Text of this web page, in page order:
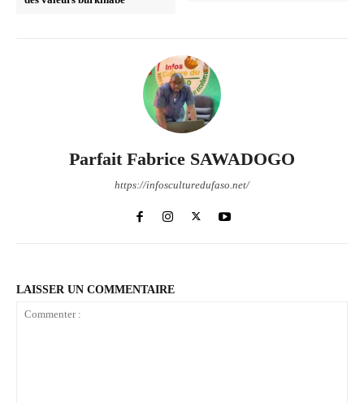
Parfait Fabrice SAWADOGO
https://infosculturedufaso.net/
LAISSER UN COMMENTAIRE